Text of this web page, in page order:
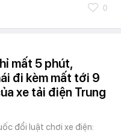
0
mất 5 phút,
đi kèm mất tới 9
xe tải điện Trung
đổi luật chơi xe điện: